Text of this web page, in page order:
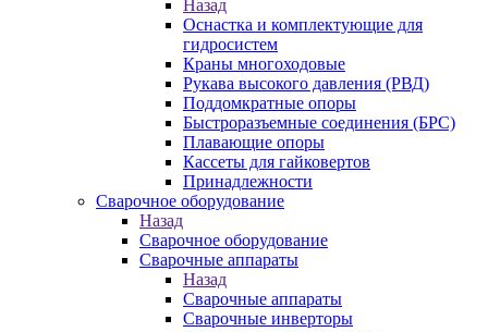
Назад
Оснастка и комплектующие для
гидросистем
Краны многоходовые
Рукава высокого давления (РВД)
Поддомкратные опоры
Быстроразъемные соединения (БРС)
Плавающие опоры
Кассеты для гайковертов
Принадлежности
Сварочное оборудование
Назад
Сварочное оборудование
Сварочные аппараты
Назад
Сварочные аппараты
Сварочные инверторы